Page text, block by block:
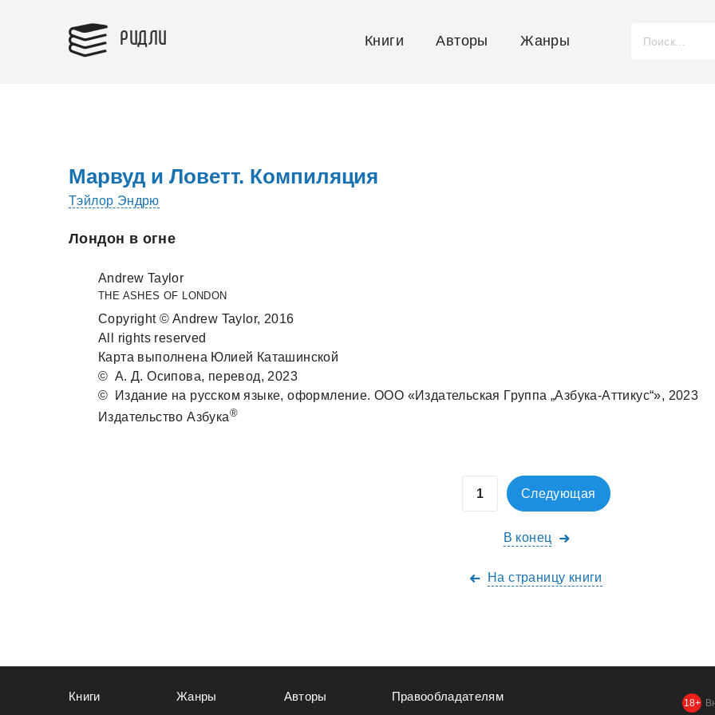
РИДЛИ Книги Авторы Жанры
Марвуд и Ловетт. Компиляция
Тэйлор Эндрю
Лондон в огне
Andrew Taylor
THE ASHES OF LONDON
Copyright © Andrew Taylor, 2016
All rights reserved
Кaртa выполненa Юлией Кaтaшинской
© А. Д. Осиповa, перевод, 2023
© Издaние нa русском языке, оформление. ООО «Издaтельскaя Группa „Азбукa-Аттикус“», 2023
Издaтельство Азбукa®
Следующая
В конец
На страницу книги
Книги Жанры Авторы Правообладателям